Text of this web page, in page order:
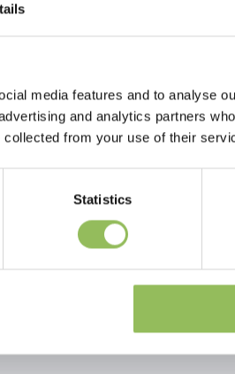
media features and to analyse
and analytics partners
collected from your use of their
Statistics